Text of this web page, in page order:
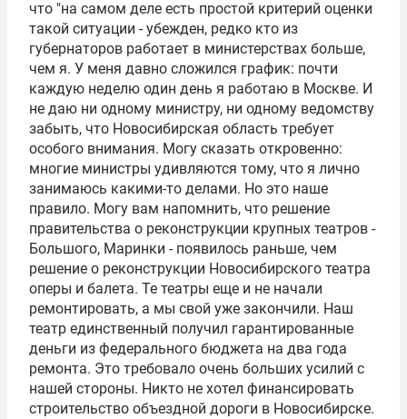
что "на самом деле есть простой критерий оценки
такой ситуации - убежден, редко кто из
губернаторов работает в министерствах больше,
чем я. У меня давно сложился график: почти
каждую неделю один день я работаю в Москве. И
не даю ни одному министру, ни одному ведомству
забыть, что Новосибирская область требует
особого внимания. Могу сказать откровенно:
многие министры удивляются тому, что я лично
занимаюсь какими-то делами. Но это наше
правило. Могу вам напомнить, что решение
правительства о реконструкции крупных театров -
Большого, Маринки - появилось раньше, чем
решение о реконструкции Новосибирского театра
оперы и балета. Те театры еще и не начали
ремонтировать, а мы свой уже закончили. Наш
театр единственный получил гарантированные
деньги из федерального бюджета на два года
ремонта. Это требовало очень больших усилий с
нашей стороны. Никто не хотел финансировать
строительство объездной дороги в Новосибирске.